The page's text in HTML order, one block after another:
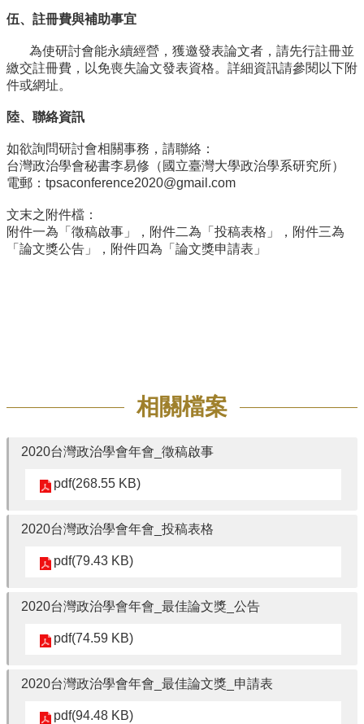
伍、註冊費與補助事宜
為使研討會能永續經營，獲邀發表論文者， 請先行註冊並
繳交註冊費，以免喪失論文發表資格。詳細資訊請參閱以下附
件或網址。
陸、聯絡資訊
如欲詢問研討會相關事務，請聯絡：
台灣政治學會秘書李易修（國立臺灣大學政治學系研究所）
電郵： tpsaconference2020@gmail.com
文末之附件檔：
附件一為「徵稿啟事」，附件二為「投稿表格」，附件三為
「論文獎公告」，附件四為「論文獎申請表」
相關檔案
2020台灣政治學會年會_徵稿啟事
pdf(268.55 KB)
2020台灣政治學會年會_投稿表格
pdf(79.43 KB)
2020台灣政治學會年會_最佳論文獎_公告
pdf(74.59 KB)
2020台灣政治學會年會_最佳論文獎_申請表
pdf(94.48 KB)